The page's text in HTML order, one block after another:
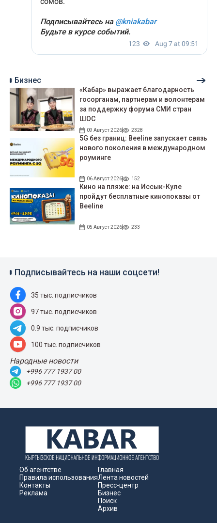
Бизнес
«Кабар» выражает благодарность
госорганам, партнерам и волонтерам
за поддержку форума СМИ стран
ШОС
09 Август 2026 2328
5G без границ: Beeline запускает связь
нового поколения в международном
роуминге
06 Август 2026 152
Кино на пляже: на Иссык-Куле
пройдут беcплатные кинопоказы от
Beeline
05 Август 2026 233
Подписывайтесь на наши соцсети!
35 тыс. подписчиков
97 тыс. подписчиков
0.9 тыс. подписчиков
100 тыс. подписчиков
Народные новости
+996 777 1937 00
+996 777 1937 00
Об агентстве
Правила использования
Контакты
Реклама
Главная
Лента новостей
Пресс-центр
Бизнес
Поиск
Архив